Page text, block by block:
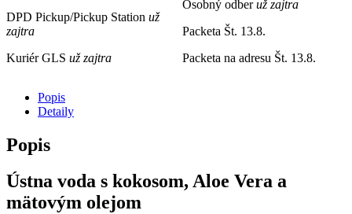
DPD Pickup/Pickup Station už
zajtra
Kuriér GLS už zajtra
Osobný odber už zajtra
Packeta Št. 13.8.
Packeta na adresu Št. 13.8.
Popis
Detaily
Popis
Ústna voda s kokosom, Aloe Vera a
mätovým olejom